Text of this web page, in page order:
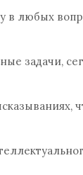
в любых
задачи,